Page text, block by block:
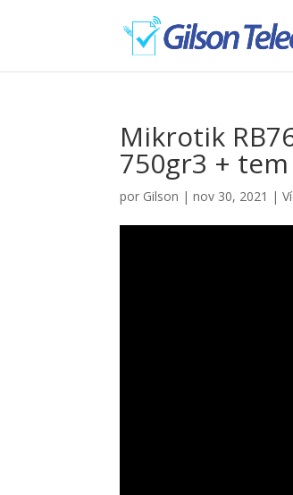
Mikrotik
750gr3 + tem
por Gilson |nov 30, 2021 |